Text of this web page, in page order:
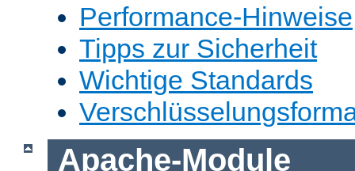
Performance-Hinweise
Tipps zur Sicherheit
Wichtige Standards
Apache-Module